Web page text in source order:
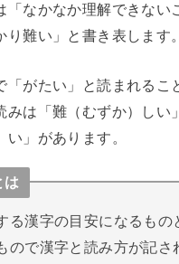
「なかなか理解できな
難い」と書き表します。
「がたい」と読まれる
みは「難（むずか）し
」があります。
は
る漢字の目安になるも
ので漢字と読み方が記